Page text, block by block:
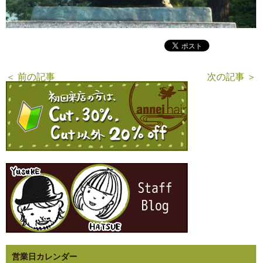
＜ 前の記事 次の記事 ＞
営業日カレンダー